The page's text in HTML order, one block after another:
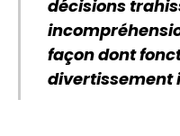
décisions
façon dont
divertissement